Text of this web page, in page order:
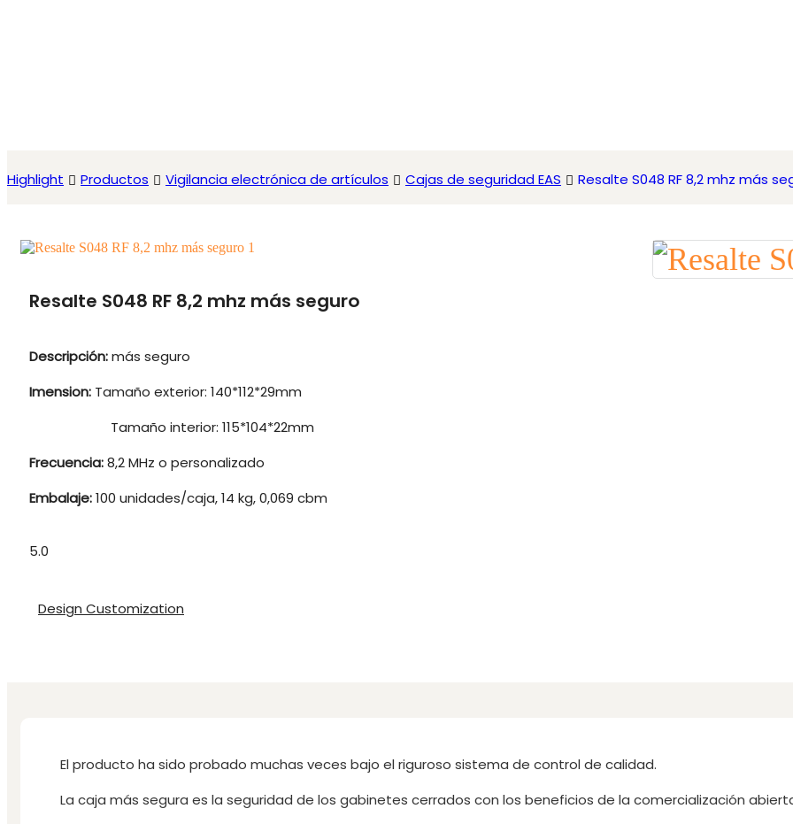
Highlight Productos Vigilancia electrónica de artículos Cajas de seguridad EAS Resalte S048 RF 8,2 mhz más
Resalte S048 RF 8,2 mhz más seguro
Descripción:más seguro
Imension: Tamaño exterior: 140*112*29mm
Tamaño interior: 115*104*22mm
Frecuencia:8,2 MHz o personalizado
Embalaje:100 unidades/caja, 14 kg, 0,069 cbm
5.0
Design Customization
El producto ha sido probado muchas veces bajo el riguroso sistema de control de calidad.
La caja más segura es la seguridad de los gabinetes cerrados con los beneficios de la comercialización